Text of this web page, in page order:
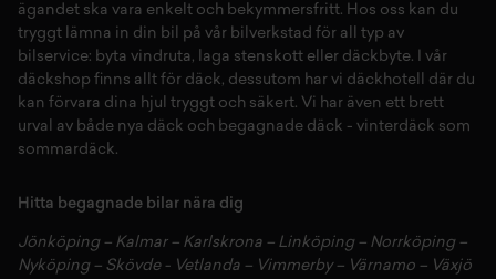
ägandet ska vara enkelt och bekymmersfritt. Hos oss kan du
tryggt lämna in din bil på vår bilverkstad för all typ av
bilservice: byta vindruta, laga stenskott eller däckbyte. I vår
däckshop finns allt för däck, dessutom har vi däckhotell d är du
kan förvara dina hjul tryggt och säkert. Vi har även ett brett
urval av både nya däck och begagnade däck - vinterdäck som
sommardäck.
Hitta begagnade bilar nära dig
Jönköping– Kalmar – Karlskrona – Linköping– Norrköping–
Nyköping– Skövde- Vetlanda – Vimmerby– Värnamo – Växjö